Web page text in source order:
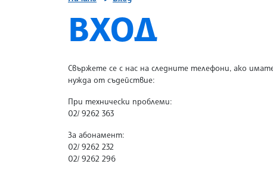
SITE.BTA
ВХОД
Свържете се с нас на следните телефони, ако
нужда от съдействие:
При технически проблеми:
02/ 9262 363
За абонамент:
02/ 9262 232
02/ 9262 296